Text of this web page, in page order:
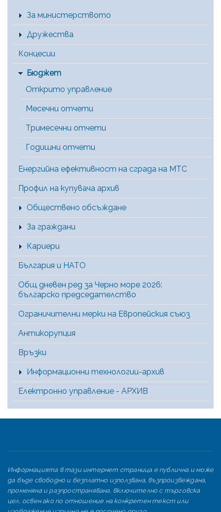
Main Menu [BG]
За министерството
Дружества
Концесии
Бюджет
Открито управление
Месечни отчети
Тримесечни отчети
Годишни отчети
Енергийна ефективност на сграда на МТС
Профил на купувача архив
Обществено обсъждане
За граждани
Кариери
България и НАТО
Общ дневен ред за Черно море 2026:
българско председателство
Ограничителни мерки на Европейския съюз
Антикорупция
Връзки
Информационни технологии-архив
Електронно управление - АРХИВ
Информацията в тази интернет страница е публична и може
да бъде свободно и безплатно използвана, възпроизвеждана,
променяна и разпространявана, включително с търговска
цел, освен ако по отношение на конкретен текст или